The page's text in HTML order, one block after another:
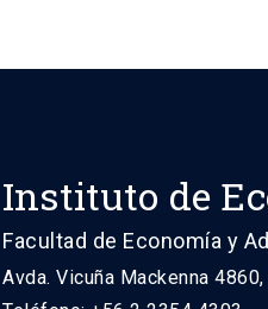
Instituto de
Facultad de Economía y
Avda. Vicuña Mackenna